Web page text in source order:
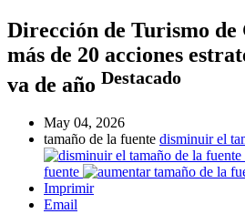
Dirección de Turismo
más de 20 acciones
va de año Destacado
May 04, 2026
tamaño de la fuente disminuir el
fuente
Imprimir
Email